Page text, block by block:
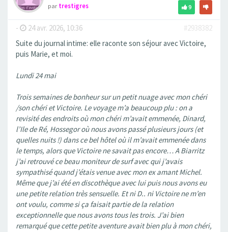
partrestigres 9
- 24 avr. 2026, 10:36
#2938382
Suite du journal intime: elle raconte son séjour avec Victoire,
puis Marie, et moi.
Lundi 24 mai
Trois semaines de bonheur sur un petit nuage avec mon chéri
/son chéri et Victoire. Le voyage m’a beaucoup plu : on a
revisité des endroits où mon chéri m’avait emmenée, Dinard,
l’Ile de Ré, Hossegor où nous avons passé plusieurs jours (et
quelles nuits !) dans ce bel hôtel où il m’avait emmenée dans
le temps, alors que Victoire ne savait pas encore… A Biarritz
j’ai retrouvé ce beau moniteur de surf avec qui j’avais
sympathisé quand j’étais venue avec mon ex amant Michel.
Même que j’ai été en discothèque avec lui puis nous avons eu
une petite relation très sensuelle. Et ni D.. ni Victoire ne m’en
ont voulu, comme si ça faisait partie de la relation
exceptionnelle que nous avons tous les trois. J’ai bien
remarqué que cette petite aventure avait bien plu à mon chéri,